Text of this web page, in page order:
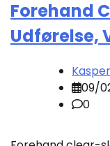
Forehand
Udførelse,
09/
0